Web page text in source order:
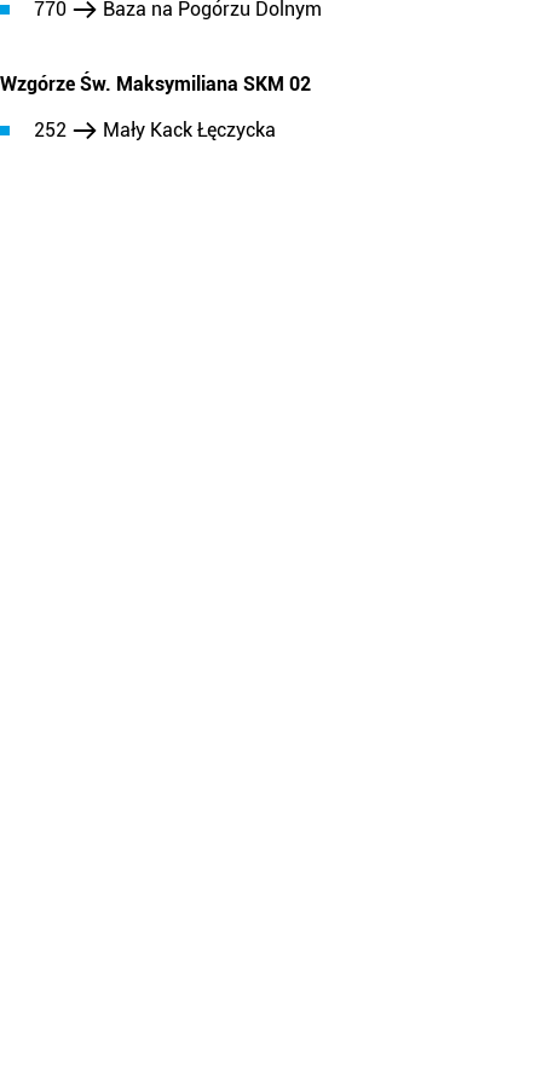
770 Baza na Pogórzu Dolnym
Wzgórze Św. Maksymiliana SKM 02
252
Mały Kack Łęczycka